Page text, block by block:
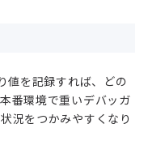
値を記録すれば、どの
番環境で重いデバッガ
況をつかみやすくなり